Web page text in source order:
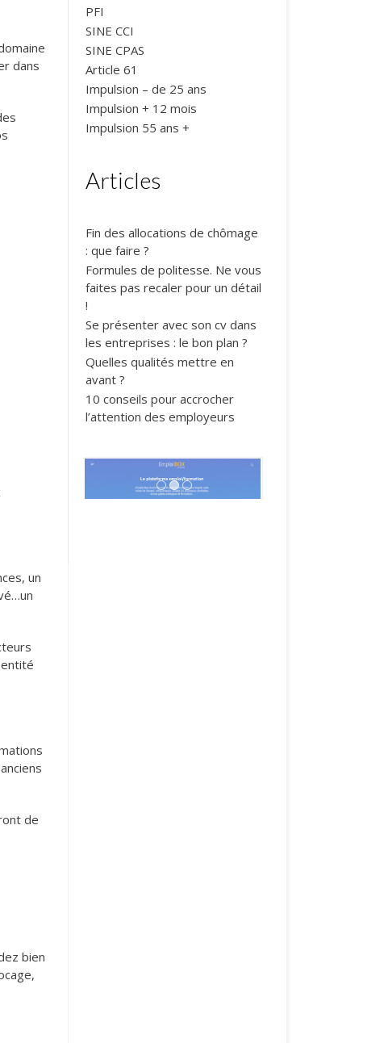
dans
un
de
bien
PFI
SINE CCI
SINE CPAS
Article 61
Impulsion – de 25 ans
Impulsion + 12 mois
Impulsion 55 ans +
Articles
Fin des allocations de chômage
: que faire ?
Formules de politesse. Ne vous
faites pas recaler pour un détail
!
Se présenter avec son cv dans
les entreprises : le bon plan ?
Quelles qualités mettre en
avant ?
10 conseils pour accrocher
l’attention des employeurs
3